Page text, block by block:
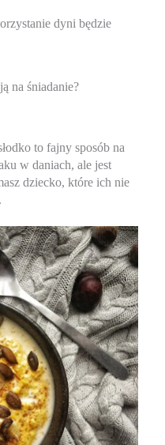
dyni będzie
na śniadanie?
to fajny sposób na
w daniach, ale jest
dziecko, które ich nie